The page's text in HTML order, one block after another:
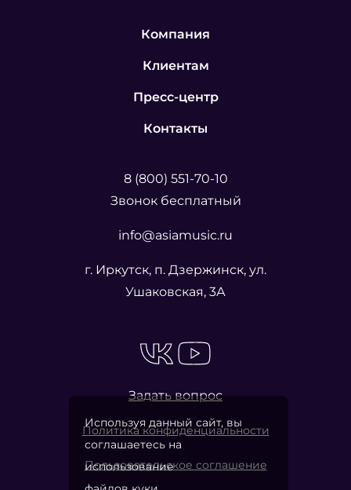
Компания
Клиентам
Пресс-центр
Контакты
8 (800) 551-70-10
Звонок бесплатный
info@asiamusic.ru
г. Иркутск, п. Дзержинск, ул.
Ушаковская, 3А
Задать вопрос
Политика конфиденциальности
Пользовательское соглашение
Используя данный сайт, вы
соглашаетесь на
использование